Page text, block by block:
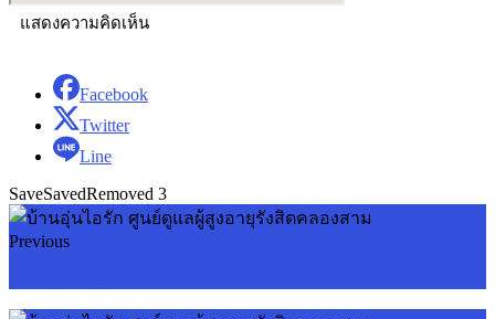
แสดงความคิดเห็น
Facebook
Twitter
Line
SaveSavedRemoved 3
Previous